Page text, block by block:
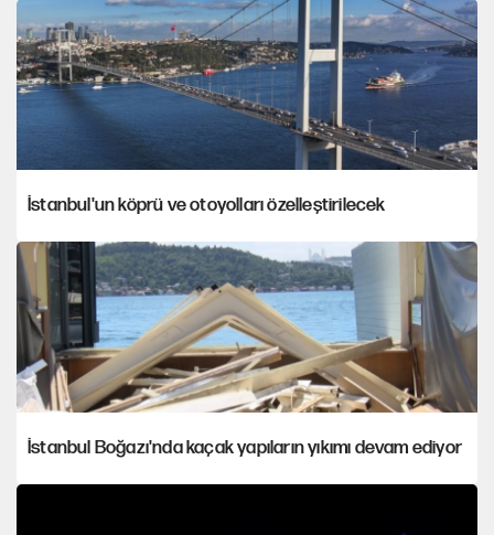
İstanbul'un köprü ve otoyolları özelleştirilecek
İstanbul Boğazı'nda kaçak yapıların yıkımı devam ediyor